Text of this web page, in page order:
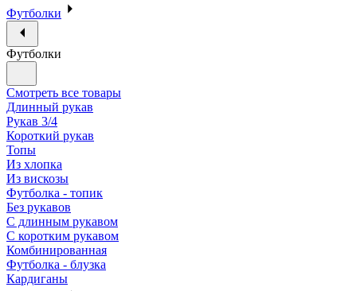
Футболки
Футболки
Смотреть все товары
Длинный рукав
Рукав 3/4
Короткий рукав
Топы
Из хлопка
Из вискозы
Футболка - топик
Без рукавов
С длинным рукавом
С коротким рукавом
Комбинированная
Футболка - блузка
Кардиганы